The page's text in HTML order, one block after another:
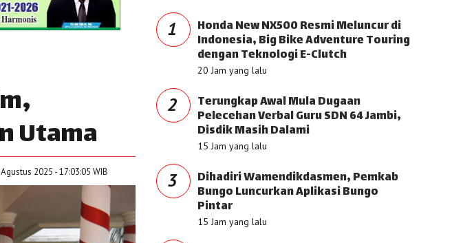
Utama
2025 - 17:03:05 WIB
1 Honda New NX500 Resmi Meluncur di
Indonesia, Big Bike Adventure Touring
dengan Teknologi E-Clutch
20 Jam yang lalu
2 Terungkap Awal Mula Dugaan
Pelecehan Verbal Guru SDN 64 Jambi,
Disdik Masih Dalami
15 Jam yang lalu
3 Dihadiri Wamendikdasmen, Pemkab
Bungo Luncurkan Aplikasi Bungo
Pintar
15 Jam yang lalu